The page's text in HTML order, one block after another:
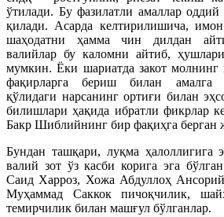
ўтилади. Бу фазилатли амаллар
қилади. Асарда келтирилишича,
шаҳодатни ҳамма чин дилдан
валийлар бу каломни айтиб,
мумкин. Ёки шариатда закот
фақирларга бериш билан амалга
қўлидаги нарсанинг ортиғи билан
билишлари ҳақида ибратли фикрлар
Бакр Шиблийнинг бир фақиҳга берган
Бундан ташқари, луқма
валий зот ўз касби корига эга
Саид Харроз, Хожа Абдуллоҳ
Муҳаммад Саккок пичоқчилик,
темирчилик билан машғул бўлганлар.